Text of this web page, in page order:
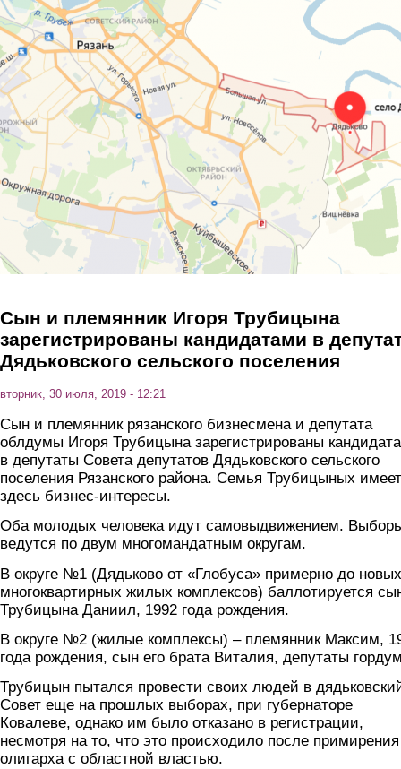
Перейти к основному содержанию
Сын и племянник Игоря Трубицына
зарегистрированы кандидатами в
Дядьковского сельского поселения
вторник, 30 июля, 2019 - 12:21
Сын и племянник рязанского бизнесмена и депутата
облдумы Игоря Трубицына зарегистрированы
в депутаты Совета депутатов Дядьковского сельского
поселения Рязанского района. Семья Трубицыных имеет
здесь бизнес-интересы.
Оба молодых человека идут самовыдвижением.
ведутся по двум многомандатным округам.
В округе №1 (Дядьково от «Глобуса» примерно до новых
многоквартирных жилых комплексов) баллотируется
Трубицына Даниил, 1992 года рождения.
В округе №2 (жилые комплексы) – племянник Максим,
года рождения, сын его брата Виталия, депутаты
Трубицын пытался провести своих людей в
Совет еще на прошлых выборах, при губернаторе
Ковалеве, однако им было отказано в регистрации,
несмотря на то, что это происходило после примирения
олигарха с областной властью.